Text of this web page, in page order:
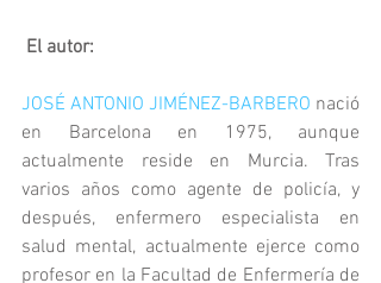
El autor:
JOSÉ ANTONIO JIMÉNEZ-BARBERO nació
en Barcelona en 1975, aunque
actualmente reside en Murcia. Tras
varios años como agente de policía, y
después, enfermero especialista en
salud mental, actualmente ejerce como
profesor en la Facultad de Enfermería de